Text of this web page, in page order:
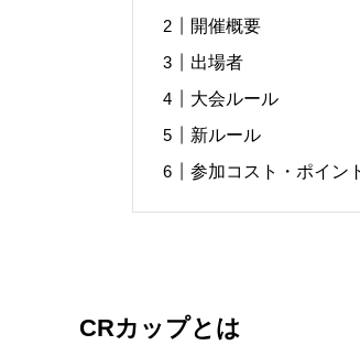
開催概要
出場者
大会ルール
新ルール
参加コスト・ポイン
CRカップとは